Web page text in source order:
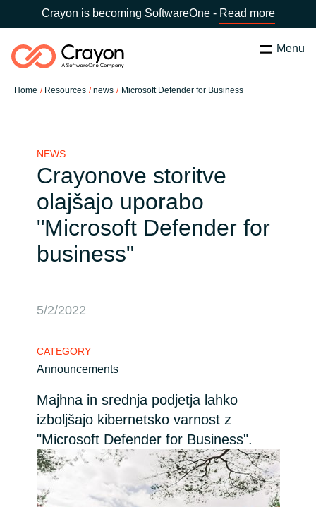
Crayon is becoming SoftwareOne - Read more
Menu
Home Resources news Microsoft Defender for Business
Global site
Africa
Denmark
Estonia
Finland
Search Zapri
Resources
O nas
Kontakt
Career
Channel partner
NEWS
Crayonove storitve
olajšajo uporabo
"Microsoft Defender for
business"
5/2/2022
CATEGORY
Announcements
Majhna in srednja podjetja lahko
izboljšajo kibernetsko varnost z
"Microsoft Defender for Business".